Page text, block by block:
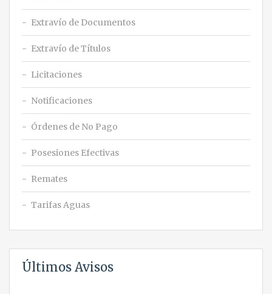
Extravío de Documentos
Extravío de Títulos
Licitaciones
Notificaciones
Órdenes de No Pago
Posesiones Efectivas
Remates
Tarifas Aguas
Últimos Avisos